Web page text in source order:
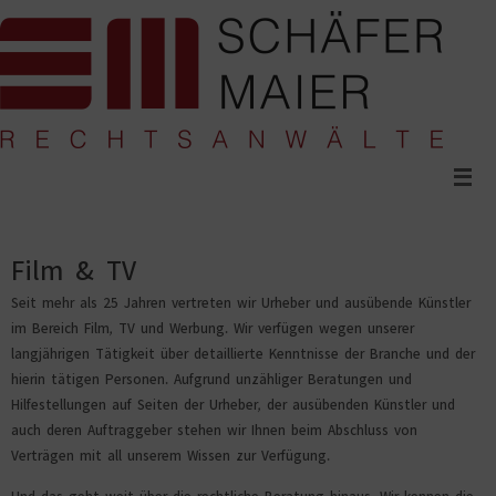
Inhalt
Film & TV
Seit mehr als 25 Jahren vertreten wir Urheber und ausübende Künstler
im Bereich Film, TV und Werbung. Wir verfügen wegen unserer
langjährigen Tätigkeit über detaillierte Kenntnisse der Branche und der
hierin tätigen Personen. Aufgrund unzähliger Beratungen und
Hilfestellungen auf Seiten der Urheber, der ausübenden Künstler und
auch deren Auftraggeber stehen wir Ihnen beim Abschluss von
Verträgen mit all unserem Wissen zur Verfügung.